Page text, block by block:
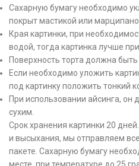
Сахарную бумагу необходимо
покрыт мастикой или
Края картинки, при
водой, тогда картинка лучше
Поверхность торта должна быть
Если необходимо уложить
под картинку положить тонкий
При использовании айсинга,
сухим.
Срок хранения картинки 20
и высыхания, мы отправляем
пакете. Сахарную бумагу